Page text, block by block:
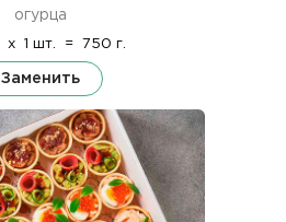
огурца
x 1 шт. = 750 г.
Заменить